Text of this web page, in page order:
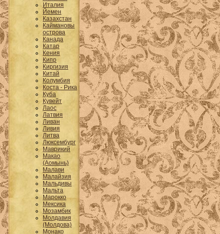
Италия
Йемен
Казахстан
Каймановы
острова
Канада
Катар
Кения
Кипр
Киргизия
Китай
Колумбия
Коста - Рика
Куба
Кувейт
Лаос
Латвия
Ливан
Ливия
Литва
Люксембург
Маврикий
Макао
(Аомынь)
Малави
Малайзия
Мальдивы
Мальта
Марокко
Мексика
Мозамбик
Молдавия
(Молдова)
Монако